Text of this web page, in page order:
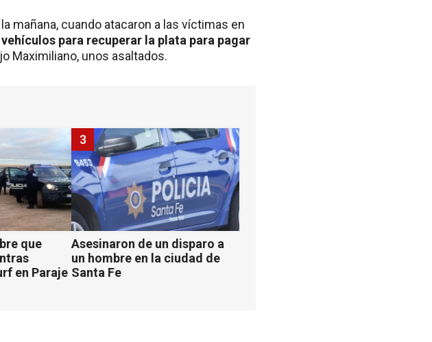
mañana, cuando atacaron a las víctimas en
para recuperar la plata para pagar
Maximiliano, unos asaltados.
que
en Paraje
Asesinaron de un disparo a
un hombre en la ciudad de
Santa Fe
3